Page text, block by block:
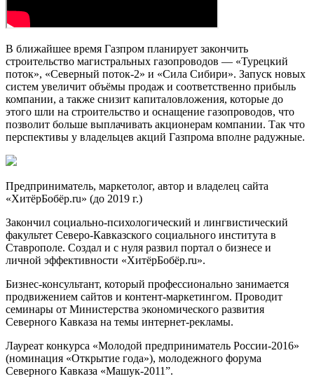
В ближайшее время Газпром планирует закончить
строительство магистральных газопроводов — «Турецкий
поток», «Северный поток-2» и «Сила Сибири». Запуск новых
систем увеличит объёмы продаж и соответственно прибыль
компании, а также снизит капиталовложения, которые до
этого шли на строительство и оснащение газопроводов, что
позволит больше выплачивать акционерам компании. Так что
перспективы у владельцев акций Газпрома вполне радужные.
Предприниматель, маркетолог, автор и владелец сайта
«ХитёрБобёр.ru» (до 2019 г.)
Закончил социально-психологический и лингвистический
факультет Северо-Кавказского социального института в
Ставрополе. Создал и с нуля развил портал о бизнесе и
личной эффективности «ХитёрБобёр.ru».
Бизнес-консультант, который профессионально занимается
продвижением сайтов и контент-маркетингом. Проводит
семинары от Министерства экономического развития
Северного Кавказа на темы интернет-рекламы.
Лауреат конкурса «Молодой предприниматель России-2016»
(номинация «Открытие года»), молодежного форума
Северного Кавказа «Машук-2011”.